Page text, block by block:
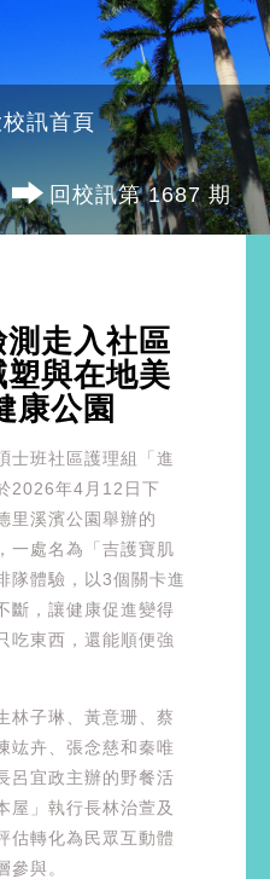
訊首頁
回校訊第 1687 期
走入社區
塑與在地美
康公園
士班社區護理組「進
2026年4月12日下
里溪濱公園舉辦的
一處名為「吉護寶肌
隊體驗，以3個關卡進
斷，讓健康促進變得
吃東西，還能順便強
林子琳、黃意珊、蔡
竑卉、張念慈和秦唯
呂宜政主辦的野餐活
屋」執行長林治萱及
估轉化為民眾互動體
參與。